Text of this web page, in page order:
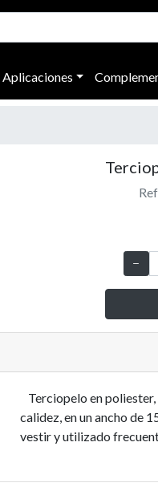
Aplicaciones
Terciopelo en
calidez, en un ancho de
vestir y utilizado